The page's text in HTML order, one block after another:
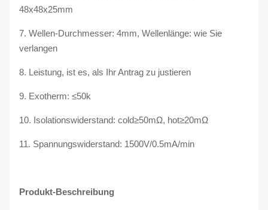
48x48x25mm
7. Wellen-Durchmesser: 4mm, Wellenlänge: wie Sie
verlangen
8. Leistung, ist es, als Ihr Antrag zu justieren
9. Exotherm: ≤50k
10. Isolationswiderstand: cold≥50mΩ, hot≥20mΩ
11. Spannungswiderstand: 1500V/0.5mA/min
Produkt-Beschreibung